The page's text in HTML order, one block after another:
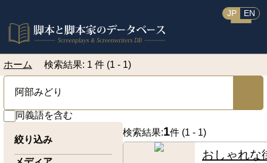
JP EN
ホーム 検索結果: 1 件 (1 - 1)
同義語を含む
絞り込み
検索結果:1件 (1 - 1)
おしゃれな